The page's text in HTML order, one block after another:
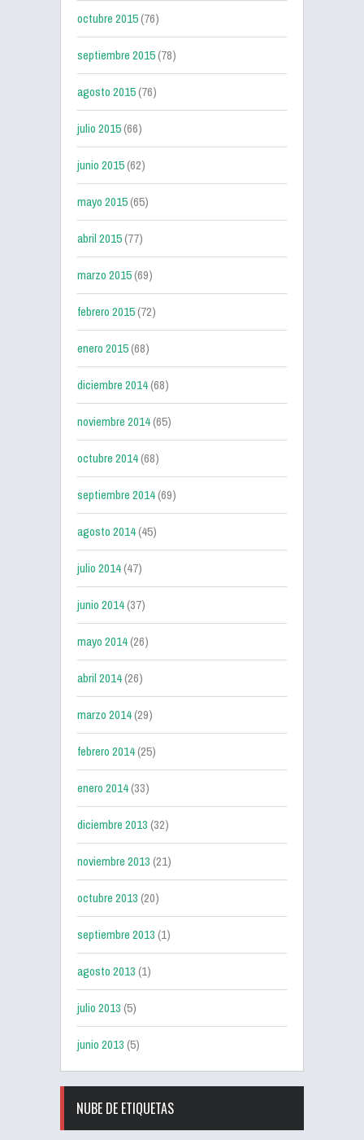
octubre 2015(76)
septiembre 2015(78)
agosto 2015(76)
julio 2015(66)
junio 2015(62)
mayo 2015(65)
abril 2015(77)
marzo 2015(69)
febrero 2015(72)
enero 2015(68)
diciembre 2014(68)
noviembre 2014(65)
octubre 2014(68)
septiembre 2014(69)
agosto 2014(45)
julio 2014(47)
junio 2014(37)
mayo 2014(26)
abril 2014(26)
marzo 2014(29)
febrero 2014(25)
enero 2014(33)
diciembre 2013(32)
noviembre 2013(21)
octubre 2013(20)
septiembre 2013(1)
agosto 2013(1)
julio 2013(5)
junio 2013(5)
NUBE DE ETIQUETAS